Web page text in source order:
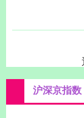
沪深京指数